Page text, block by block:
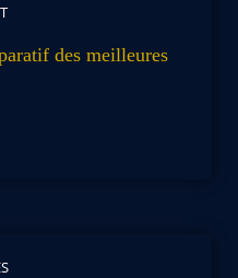
des meilleures